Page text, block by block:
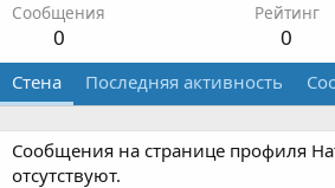
Сообщения
0
Рейтинг
0
Стена Последняя активность
Сообщения на странице профиля
отсутствуют.